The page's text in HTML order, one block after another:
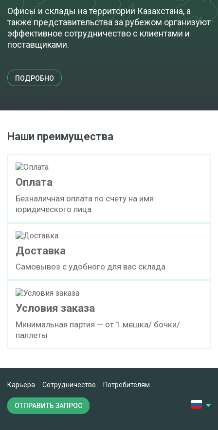
Офисы и склады на территории Казахстана, а
также представительства за рубежом организуют
эффективное сотрудничество с клиентами и
поставщиками.
ПОДРОБНО
Наши преимущества
Оплата
Безналичная оплата по счету на имя
юридического лица
Доставка
Самовывоз с удобного для вас склада
Условия заказа
Минимальная партия — от 1 мешка/ бочки/
паллеты
Карьера Сотрудничество Потребителям
ОТПРАВИТЬ ЗАПРОС